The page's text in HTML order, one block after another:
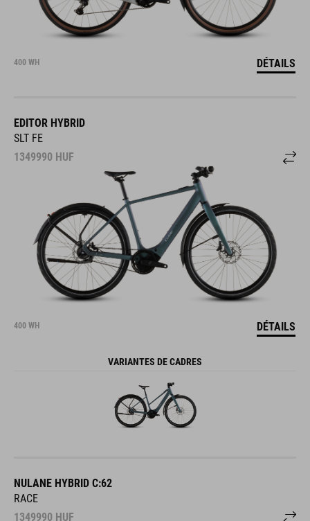
400 WH DÉTAILS
EDITOR HYBRID
SLT FE
1349990 HUF
400 WH DÉTAILS
VARIANTES DE CADRES
NULANE HYBRID C:62
RACE
1349990 HUF